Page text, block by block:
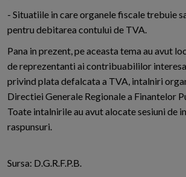
- Situatiile in care organele fiscale trebuie
pentru debitarea contului de TVA.
Pana in prezent, pe aceasta tema au avut
de reprezentanti ai contribuabililor
privind plata defalcata a TVA, intalniri
Directiei Generale Regionale a Finantelor
Toate intalnirile au avut alocate sesiuni de
raspunsuri.
Sursa: D.G.R.F.P.B.